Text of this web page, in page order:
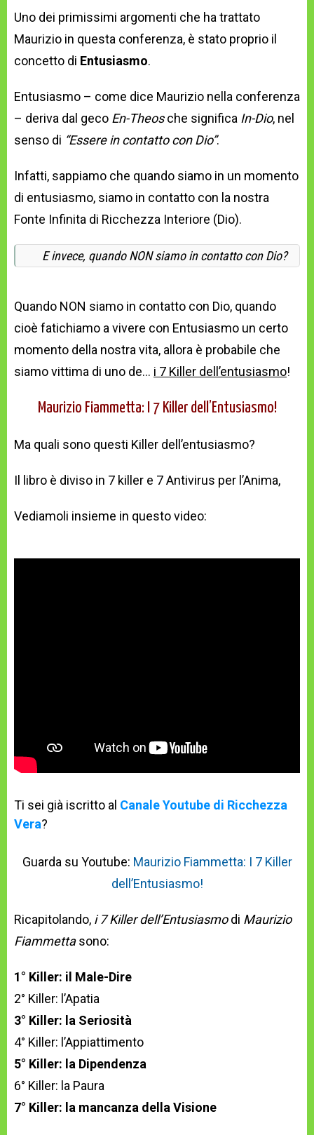
Uno dei primissimi argomenti che ha trattato
Maurizio in questa conferenza, è stato proprio il
concetto di Entusiasmo.
Entusiasmo – come dice Maurizio nella conferenza
– deriva dal geco En-Theosche significa In-Dio, nel
senso di “Essere in contatto con Dio”.
Infatti, sappiamo che quando siamo in un momento
di entusiasmo, siamo in contatto con la nostra
Fonte Infinita di Ricchezza Interiore (Dio).
E invece, quando NON siamo in contatto con Dio?
Quando NON siamo in contatto con Dio, quando
cioè fatichiamo a vivere con Entusiasmo un certo
momento della nostra vita, allora è probabile che
siamo vittima di uno de… i 7 Killer dell’entusiasmo!
Maurizio Fiammetta: I 7 Killer dell’Entusiasmo!
Ma quali sono questi Killer dell’entusiasmo?
Il libro è diviso in 7 killer e 7 Antivirus per l’Anima,
Vediamoli insieme in questo video:
Ti sei già iscritto al Canale Youtube di Ricchezza
Vera?
Guarda su Youtube: Maurizio Fiammetta: I 7 Killer
dell’Entusiasmo!
Ricapitolando, i 7 Killer dell’Entusiasmodi Maurizio
Fiammettasono:
1° Killer: il Male-Dire
2° Killer: l’Apatia
3° Killer: la Seriosità
4° Killer: l’Appiattimento
5° Killer: la Dipendenza
6° Killer: la Paura
7° Killer: la mancanza della Visione